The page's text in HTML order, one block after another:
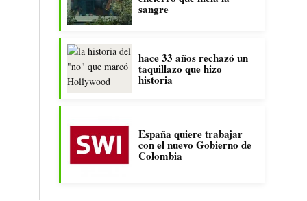
sangre
hace 33 años rechazó un
taquillazo que hizo
historia
España quiere trabajar
con el nuevo Gobierno de
Colombia